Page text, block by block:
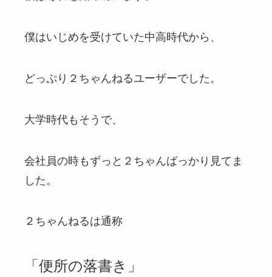
僕はいじめを受けていた中高時代から、
どっぷり２ちゃんねるユーザーでした。
大学時代もそうで、
会社員の時もずっと２ちゃんばっかり見てま
した。
２ちゃんねるは通称
「便所の落書き」